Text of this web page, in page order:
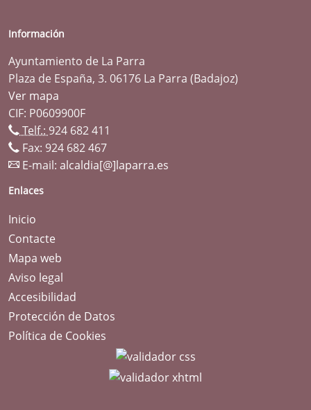
Información
Ayuntamiento de La Parra
Plaza de España, 3. 06176 La Parra (Badajoz)
Ver mapa
CIF: P0609900F
Telf.: 924 682 411
Fax: 924 682 467
E-mail: alcaldia[@]laparra.es
Enlaces
Inicio
Contacte
Mapa web
Aviso legal
Accesibilidad
Protección de Datos
Política de Cookies